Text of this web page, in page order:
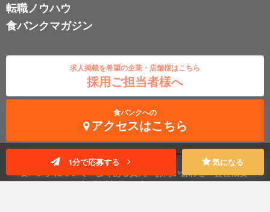
1分で応募する 気になる
転職ノウハウ
食バンクマガジン
求人掲載を希望の企業・店舗様はこちら
採用ご担当者様へ
食バンクへの
アクセスはこちら
食バンクについて よくある質問 お問い合わせ
会社概要
アクセスマップ
利用規約 プライバシーポリシー RSS